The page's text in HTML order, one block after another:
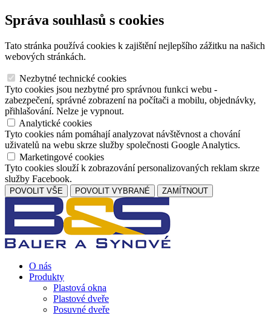
Správa souhlasů s cookies
Tato stránka používá cookies k zajištění nejlepšího zážitku na našich
webových stránkách.
Nezbytné technické cookies
Tyto cookies jsou nezbytné pro správnou funkci webu -
zabezpečení, správné zobrazení na počítači a mobilu, objednávky,
přihlašování. Nelze je vypnout.
Analytické cookies
Tyto cookies nám pomáhají analyzovat návštěvnost a chování
uživatelů na webu skrze služby společnosti Google Analytics.
Marketingové cookies
Tyto cookies slouží k zobrazování personalizovaných reklam skrze
služby Facebook.
POVOLIT VŠE POVOLIT VYBRANÉ ZAMÍTNOUT
O nás
Produkty
Plastová okna
Plastové dveře
Posuvné dveře